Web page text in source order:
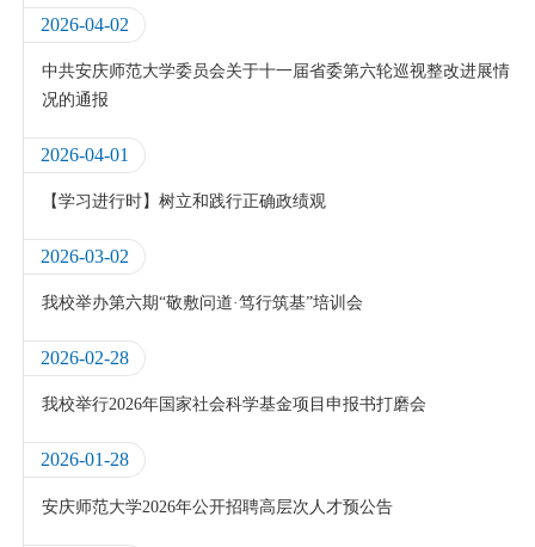
2026-04-02
中共安庆师范大学委员会关于十一届省委第六轮巡视整改进展情
况的通报
2026-04-01
【学习进行时】树立和践行正确政绩观
2026-03-02
我校举办第六期“敬敷问道·笃行筑基”培训会
2026-02-28
我校举行2026年国家社会科学基金项目申报书打磨会
2026-01-28
安庆师范大学2026年公开招聘高层次人才预公告